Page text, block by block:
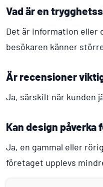
Vad är en
Det är information eller
besökaren känner
Är recensioner
Ja, särskilt när kunden
Kan design påverka
Ja, en gammal eller
företaget upplevs